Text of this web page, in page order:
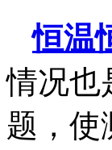
恒温
情况也
题，使